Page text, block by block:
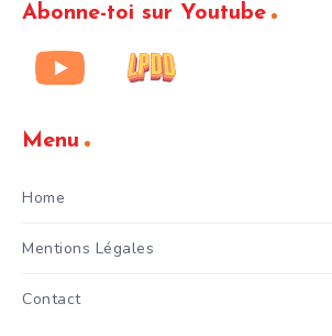
Abonne-toi sur Youtube
Menu
Home
Mentions Légales
Contact